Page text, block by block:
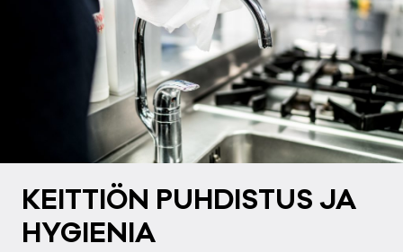
KEIT­TIÖN PUH­DIS­TUS JA
HY­GIE­NIA